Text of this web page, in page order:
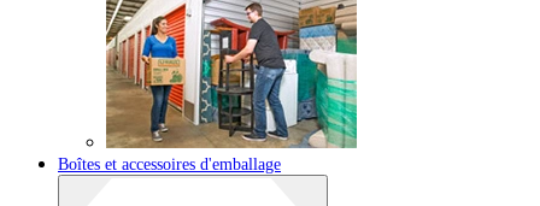
Boîtes et accessoires d'emballage